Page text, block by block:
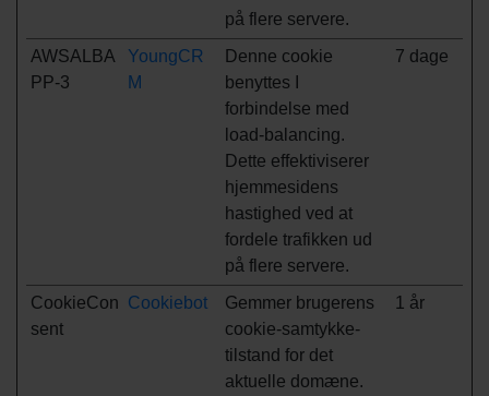
på flere servere.
AWSALBA
PP-3
YoungCR
M
Denne cookie
benyttes I
forbindelse med
load-balancing.
Dette effektiviserer
hjemmesidens
hastighed ved at
fordele trafikken ud
på flere servere.
7 dage
CookieCon
sent
Cookiebot
Gemmer brugerens
cookie-samtykke-
tilstand for det
aktuelle domæne.
1 år